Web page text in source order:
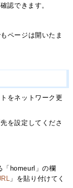
認できます。
ページは開いたま
をネットワーク更
を設定してくださ
「homeurl」の欄
」を貼り付けてく